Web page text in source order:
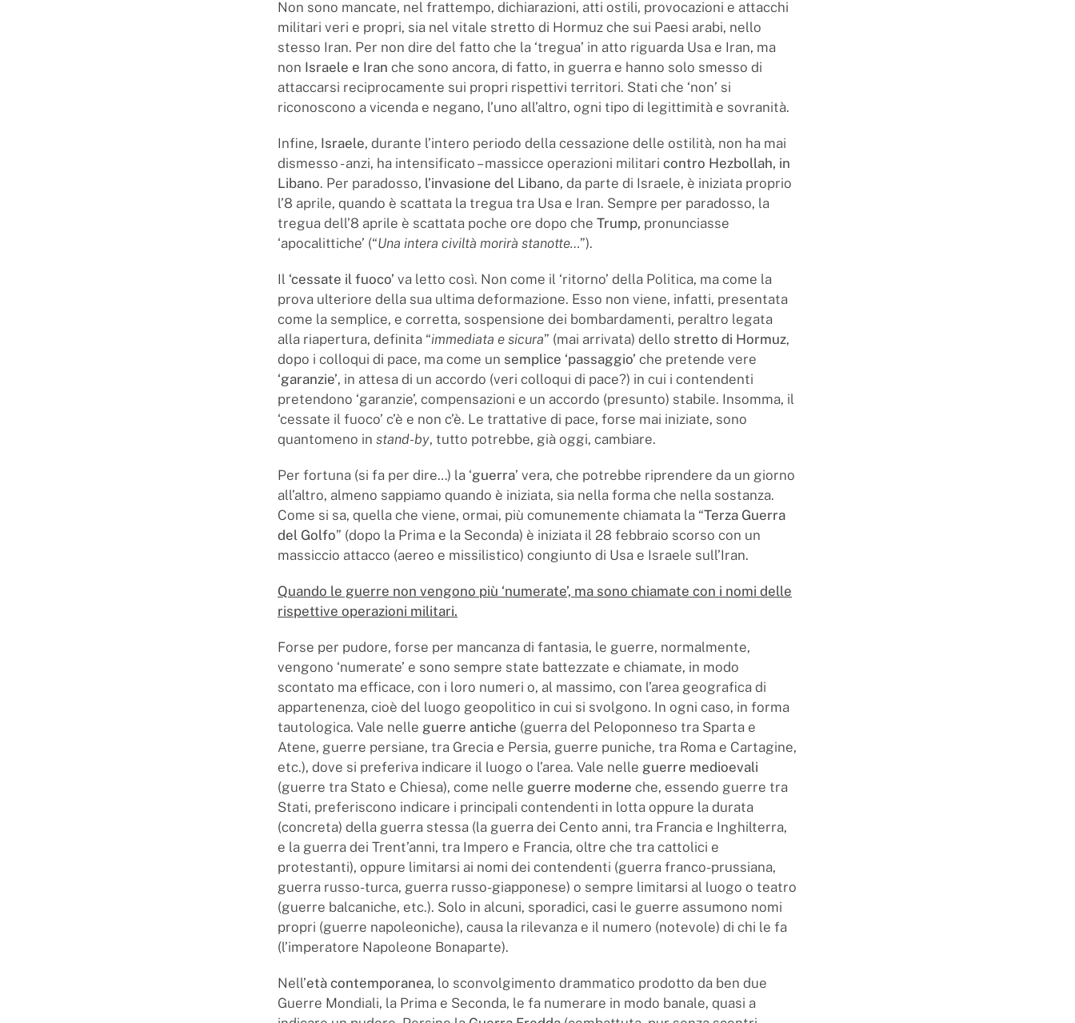
Non sono mancate, nel frattempo, dichiarazioni, atti ostili, provocazioni e attacchi
militari veri e propri, sia nel vitale stretto di Hormuz che sui Paesi arabi, nello
stesso Iran. Per non dire del fatto che la ‘tregua’ in atto riguarda Usa e Iran, ma
non Israele e Iran che sono ancora, di fatto, in guerra e hanno solo smesso di
attaccarsi reciprocamente sui propri rispettivi territori. Stati che ‘non’ si
riconoscono a vicenda e negano, l’uno all’altro, ogni tipo di legittimità e sovranità.
Infine, Israele, durante l’intero periodo della cessazione delle ostilità, non ha mai
dismesso - anzi, ha intensificato – massicce operazioni militari contro Hezbollah, in
Libano. Per paradosso, l’invasione del Libano, da parte di Israele, è iniziata proprio
l’8 aprile, quando è scattata la tregua tra Usa e Iran. Sempre per paradosso, la
tregua dell’8 aprile è scattata poche ore dopo che Trump, pronunciasse
‘apocalittiche’ (“Una intera civiltà morirà stanotte…”).
Il ‘cessate il fuoco’ va letto così. Non come il ‘ritorno’ della Politica, ma come la
prova ulteriore della sua ultima deformazione. Esso non viene, infatti, presentata
come la semplice, e corretta, sospensione dei bombardamenti, peraltro legata
alla riapertura, definita “immediata e sicura” (mai arrivata) dello stretto di Hormuz,
dopo i colloqui di pace, ma come un semplice ‘passaggio’ che pretende vere
‘garanzie’, in attesa di un accordo (veri colloqui di pace?) in cui i contendenti
pretendono ‘garanzie’, compensazioni e un accordo (presunto) stabile. Insomma, il
‘cessate il fuoco’ c’è e non c’è. Le trattative di pace, forse mai iniziate, sono
quantomeno in stand-by, tutto potrebbe, già oggi, cambiare.
Per fortuna (si fa per dire…) la ‘guerra’ vera, che potrebbe riprendere da un giorno
all’altro, almeno sappiamo quando è iniziata, sia nella forma che nella sostanza.
Come si sa, quella che viene, ormai, più comunemente chiamata la “Terza Guerra
del Golfo” (dopo la Prima e la Seconda) è iniziata il 28 febbraio scorso con un
massiccio attacco (aereo e missilistico) congiunto di Usa e Israele sull’Iran.
Quando le guerre non vengono più ‘numerate’, ma sono chiamate con i nomi delle
rispettive operazioni militari.
Forse per pudore, forse per mancanza di fantasia, le guerre, normalmente,
vengono ‘numerate’ e sono sempre state battezzate e chiamate, in modo
scontato ma efficace, con i loro numeri o, al massimo, con l’area geografica di
appartenenza, cioè del luogo geopolitico in cui si svolgono. In ogni caso, in forma
tautologica. Vale nelle guerre antiche (guerra del Peloponneso tra Sparta e
Atene, guerre persiane, tra Grecia e Persia, guerre puniche, tra Roma e Cartagine,
etc.), dove si preferiva indicare il luogo o l’area. Vale nelle guerre medioevali
(guerre tra Stato e Chiesa), come nelle guerre moderne che, essendo guerre tra
Stati, preferiscono indicare i principali contendenti in lotta oppure la durata
(concreta) della guerra stessa (la guerra dei Cento anni, tra Francia e Inghilterra,
e la guerra dei Trent’anni, tra Impero e Francia, oltre che tra cattolici e
protestanti), oppure limitarsi ai nomi dei contendenti (guerra franco-prussiana,
guerra russo-turca, guerra russo-giapponese) o sempre limitarsi al luogo o teatro
(guerre balcaniche, etc.). Solo in alcuni, sporadici, casi le guerre assumono nomi
propri (guerre napoleoniche), causa la rilevanza e il numero (notevole) di chi le fa
(l’imperatore Napoleone Bonaparte).
Nell’età contemporanea, lo sconvolgimento drammatico prodotto da ben due
Guerre Mondiali, la Prima e Seconda, le fa numerare in modo banale, quasi a